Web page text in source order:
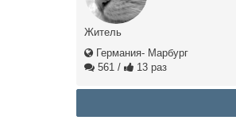
Житель
Германия- Марбург
561 / 13 раз